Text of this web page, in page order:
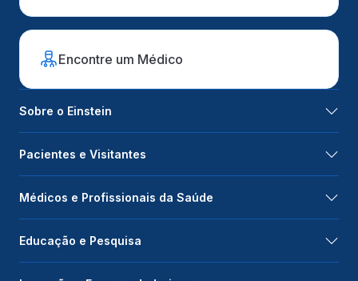
Encontre um Médico
Sobre o Einstein
Pacientes e Visitantes
Médicos e Profissionais da Saúde
Educação e Pesquisa